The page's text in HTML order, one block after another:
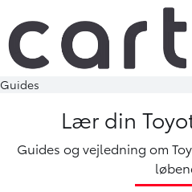
Guides
Lær din
Guides og vejledning om